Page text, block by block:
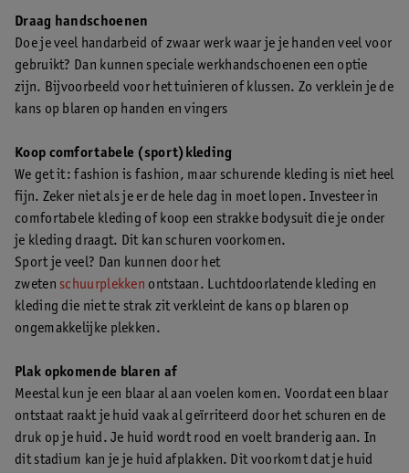
Draag handschoenen
Doe je veel handarbeid of zwaar werk waar je je handen veel voor
gebruikt? Dan kunnen speciale werkhandschoenen een optie
zijn. Bijvoorbeeld voor het tuinieren of klussen. Zo verklein je de
kans op blaren op handen en vingers
Koop comfortabele (sport)kleding
We get it: fashion is fashion, maar schurende kleding is niet heel
fijn. Zeker niet als je er de hele dag in moet lopen. Investeer in
comfortabele kleding of koop een strakke bodysuit die je onder
je kleding draagt. Dit kan schuren voorkomen.
Sport je veel? Dan kunnen door het
zweten schuurplekken ontstaan. Luchtdoorlatende kleding en
kleding die niet te strak zit verkleint de kans op blaren op
ongemakkelijke plekken.
Plak opkomende blaren af
Meestal kun je een blaar al aan voelen komen. Voordat een blaar
ontstaat raakt je huid vaak al geïrriteerd door het schuren en de
druk op je huid. Je huid wordt rood en voelt branderig aan. In
dit stadium kan je je huid afplakken. Dit voorkomt dat je huid